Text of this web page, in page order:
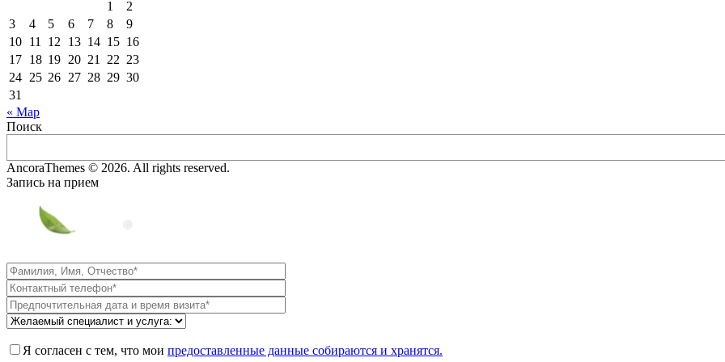
1
2
3
4 5 6 7 8
9
10 11 12 13 14 15 16
17 18 19 20 21 22 23
24 25 26 27 28 29 30
31
« Мар
Поиск
AncoraThemes © 2026. All rights reserved.
Запись на прием
Я согласен с тем, что мои предоставленные данные собираются и хранятся.